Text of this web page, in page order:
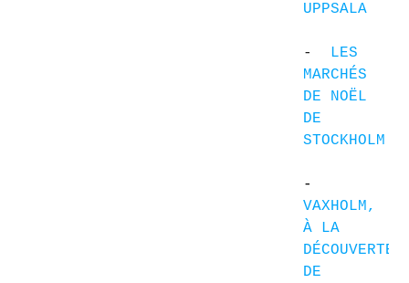
UPPSALA
-
LES
MARCHÉS
DE NOËL
DE
STOCKHOLM
VAXHOLM,
À LA
DÉCOUVERTE
DE